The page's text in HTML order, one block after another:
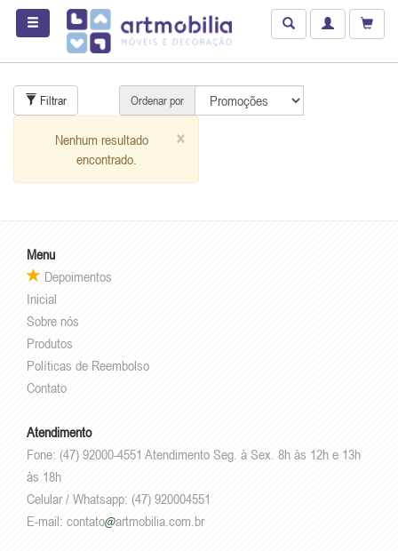
Filtrar Ordenar por
×
Nenhum resultado
encontrado.
Menu
Depoimentos
Inicial
Sobre nós
Produtos
Políticas de Reembolso
Contato
Atendimento
Fone: (47) 92000-4551 Atendimento Seg. à Sex. 8h às 12h e 13h
às 18h
Celular / Whatsapp: (47) 920004551
E-mail: contato artmobilia.com.br